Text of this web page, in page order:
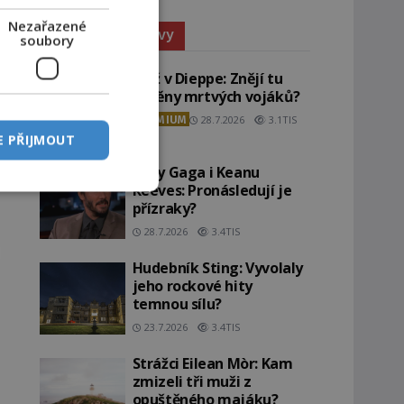
Paranormální jevy
Pláž v Dieppe: Znějí tu
ozvěny mrtvých vojáků?
PREMIUM 28.7.2026 3.1TIS
Lady Gaga i Keanu
Reeves: Pronásledují je
přízraky?
28.7.2026 3.4TIS
Hudebník Sting: Vyvolaly
jeho rockové hity
temnou sílu?
23.7.2026 3.4TIS
Strážci Eilean Mòr: Kam
zmizeli tři muži z
opuštěného majáku?
Nezařazené
soubory
PŘIJMOUT